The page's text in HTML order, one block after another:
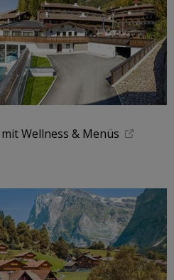
Wellness & Menüs